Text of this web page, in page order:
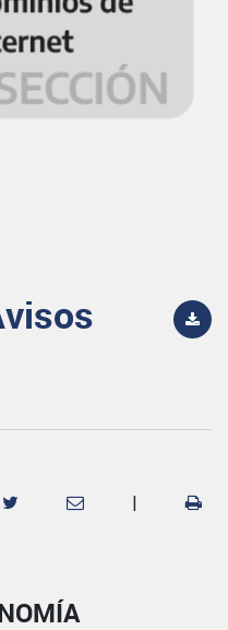
|